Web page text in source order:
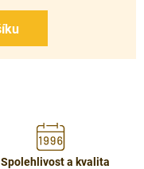
Spolehlivost a kvalita